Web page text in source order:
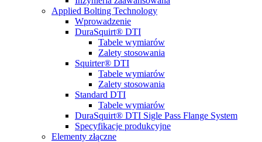
Applied Bolting Technology
Wprowadzenie
DuraSquirt® DTI
Tabele wymiarów
Zalety stosowania
Squirter® DTI
Tabele wymiarów
Zalety stosowania
Standard DTI
Tabele wymiarów
DuraSquirt® DTI Sigle Pass Flange System
Specyfikacje produkcyjne
Elementy złączne